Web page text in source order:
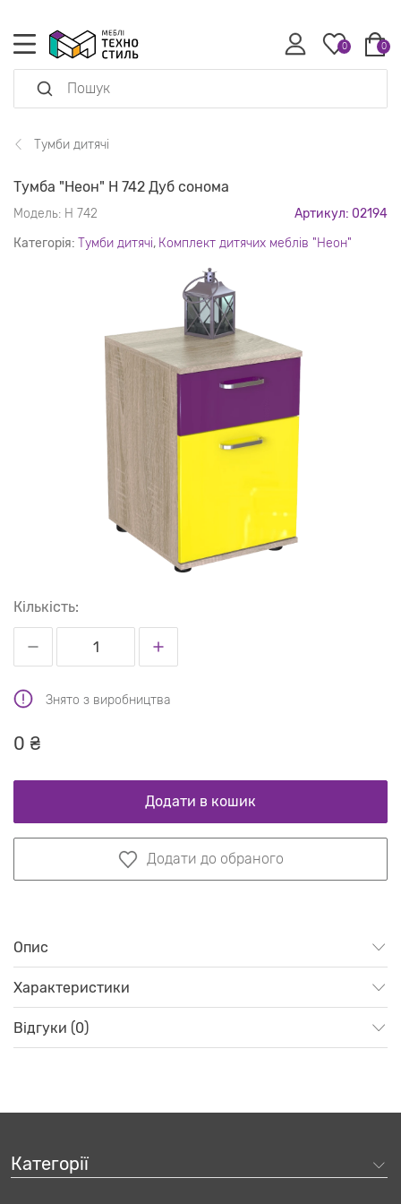
0 0
Тумби дитячі
Тумба "Неон" Н 742 Дуб сонома
Модель: Н 742
Артикул: 02194
Категорія: Тумби дитячі, Комплект дитячих меблів "Неон"
Кількість:
Знято з виробництва
0 ₴
Додати в кошик
Додати до обраного
Опис
Характеристики
Відгуки (0)
Категорії